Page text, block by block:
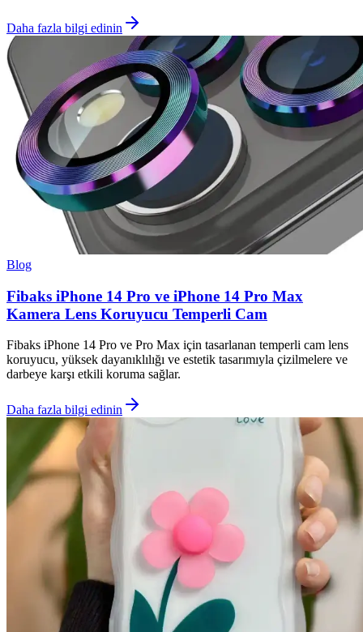
Daha fazla bilgi edinin
Blog
Fibaks iPhone 14 Pro ve iPhone 14 Pro Max
Kamera Lens Koruyucu Temperli Cam
Fibaks iPhone 14 Pro ve Pro Max için tasarlanan temperli cam lens
koruyucu, yüksek dayanıklılığı ve estetik tasarımıyla çizilmelere ve
darbeye karşı etkili koruma sağlar.
Daha fazla bilgi edinin